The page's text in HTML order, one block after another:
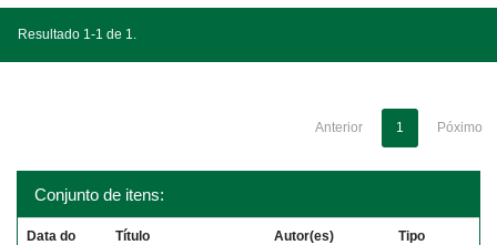
Resultado 1-1 de 1.
Anterior 1 Póximo
Conjunto de itens:
Data do
Título Autor(es) Tipo